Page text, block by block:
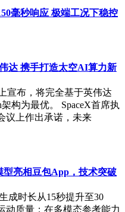
毫秒响应 极端工况下稳控
达 携手打造太空AI算力新
宣布，将完全基于英伟达
构为最优。 SpaceX首席执
议上作出承诺，未来
型亮相豆包App，技术突破
成时长从15秒提升至30
动质量；在多模态参考能力